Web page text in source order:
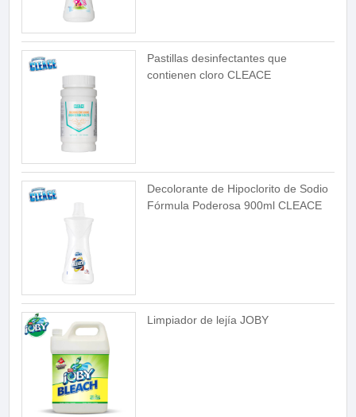
Pastillas desinfectantes que
contienen cloro CLEACE
Decolorante de Hipoclorito de Sodio
Fórmula Poderosa 900ml CLEACE
Limpiador de lejía JOBY